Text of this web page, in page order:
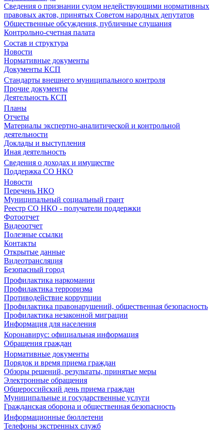
Сведения о признании судом недействующими нормативных
правовых актов, принятых Советом народных депутатов
Общественные обсуждения, публичные слушания
Контрольно-счетная палата
Состав и структура
Новости
Нормативные документы
Документы КСП
Стандарты внешнего муниципального контроля
Прочие документы
Деятельность КСП
Планы
Отчеты
Материалы экспертно-аналитической и контрольной
деятельности
Доклады и выступления
Иная деятельность
Сведения о доходах и имуществе
Поддержка СО НКО
Новости
Перечень НКО
Муниципальный социальный грант
Реестр СО НКО - получатели поддержки
Фотоотчет
Видеоотчет
Полезные ссылки
Контакты
Открытые данные
Видеотрансляция
Безопасный город
Профилактика наркомании
Профилактика терроризма
Противодействие коррупции
Профилактика правонарушений, общественная безопасность
Профилактика незаконной миграции
Информация для населения
Коронавирус: официальная информация
Обращения граждан
Нормативные документы
Порядок и время приема граждан
Обзоры решений, результаты, принятые меры
Электронные обращения
Общероссийский день приема граждан
Муниципальные и государственные услуги
Гражданская оборона и общественная безопасность
Информационные бюллетени
Телефоны экстренных служб